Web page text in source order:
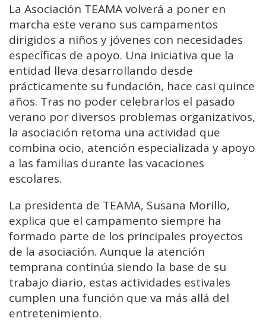
La Asociación TEAMA volverá a poner en
marcha este verano sus campamentos
dirigidos a niños y jóvenes con necesidades
específicas de apoyo. Una iniciativa que la
entidad lleva desarrollando desde
prácticamente su fundación, hace casi quince
años. Tras no poder celebrarlos el pasado
verano por diversos problemas organizativos,
la asociación retoma una actividad que
combina ocio, atención especializada y apoyo
a las familias durante las vacaciones
escolares.
La presidenta de TEAMA, Susana Morillo,
explica que el campamento siempre ha
formado parte de los principales proyectos
de la asociación. Aunque la atención
temprana continúa siendo la base de su
trabajo diario, estas actividades estivales
cumplen una función que va más allá del
entretenimiento.